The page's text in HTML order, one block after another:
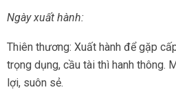
Ngày xuất hành:
Thiên thương: Xuất hành để gặp
trọng dụng, cầu tài thì hanh thông.
lợi, suôn sẻ.